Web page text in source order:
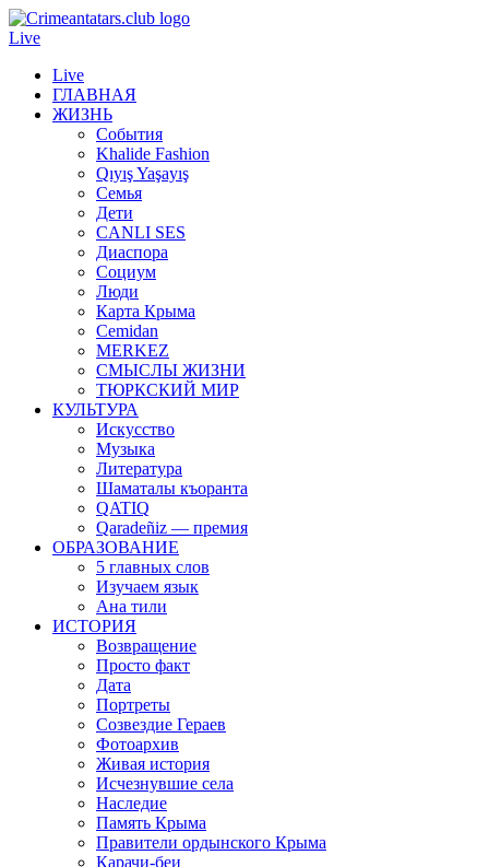
Live
Live
ГЛАВНАЯ
ЖИЗНЬ
События
Khalide Fashion
Qıyış Yaşayış
Семья
Дети
CANLI SES
Диаспора
Социум
Люди
Карта Крыма
Cemidan
МERKEZ
СМЫСЛЫ ЖИЗНИ
ТЮРКСКИЙ МИР
КУЛЬТУРА
Искусство
Музыка
Литература
Шаматалы къоранта
QATIQ
Qaradeñiz — премия
ОБРАЗОВАНИЕ
5 главных слов
Изучаем язык
Ана тили
ИСТОРИЯ
Возвращение
Просто факт
Дата
Портреты
Созвездие Гераев
Фотоархив
Живая история
Исчезнувшие села
Наследие
Память Крыма
Правители ордынского Крыма
Карачи-беи